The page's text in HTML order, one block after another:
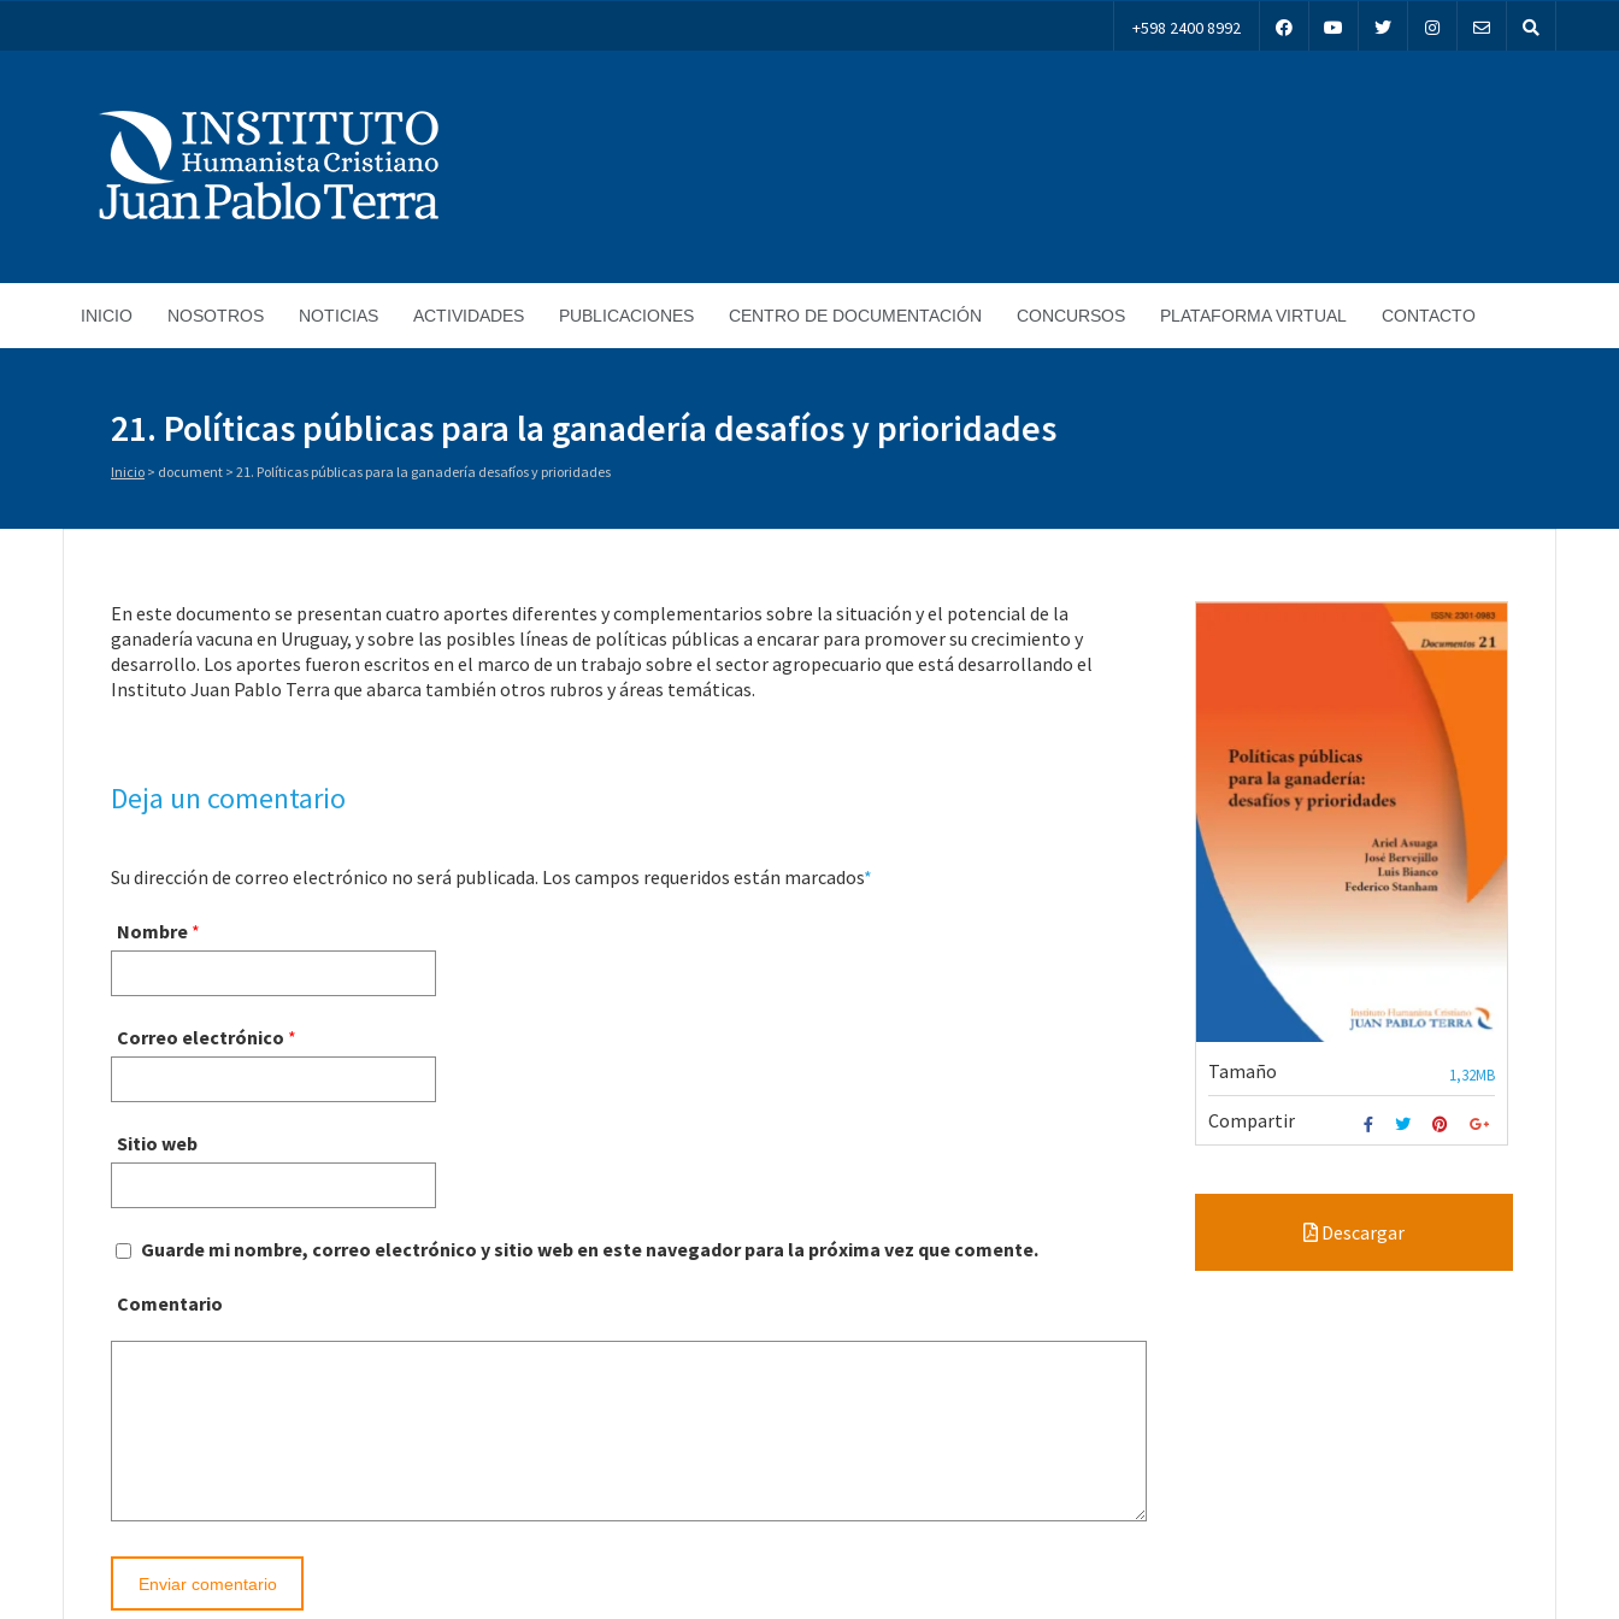
+598 2400 8992
INICIO NOSOTROS NOTICIAS ACTIVIDADES PUBLICACIONES CENTRO DE DOCUMENTACIÓN CONCURSOS PLATAFORMA VIRTUAL CONTACTO
21. Políticas públicas para la ganadería desafíos y prioridades
Inicio > document > 21. Políticas públicas para la ganadería desafíos y prioridades
En este documento se presentan cuatro aportes diferentes y complementarios sobre la situación y el potencial de la
ganadería vacuna en Uruguay, y sobre las posibles líneas de políticas públicas a encarar para promover su crecimiento y
desarrollo. Los aportes fueron escritos en el marco de un trabajo sobre el sector agropecuario que está desarrollando el
Instituto Juan Pablo Terra que abarca también otros rubros y áreas temáticas.
Deja un comentario
Su dirección de correo electrónico no será publicada. Los campos requeridos están marcados*
Nombre *
Correo electrónico *
Sitio web
Guarde mi nombre, correo electrónico y sitio web en este navegador para la próxima vez que comente.
Comentario
Tamaño 1,32MB
Compartir
Descargar